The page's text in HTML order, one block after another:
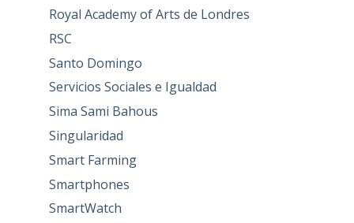
Royal Academy of Arts de Londres
RSC
Santo Domingo
Servicios Sociales e Igualdad
Sima Sami Bahous
Singularidad
Smart Farming
Smartphones
SmartWatch